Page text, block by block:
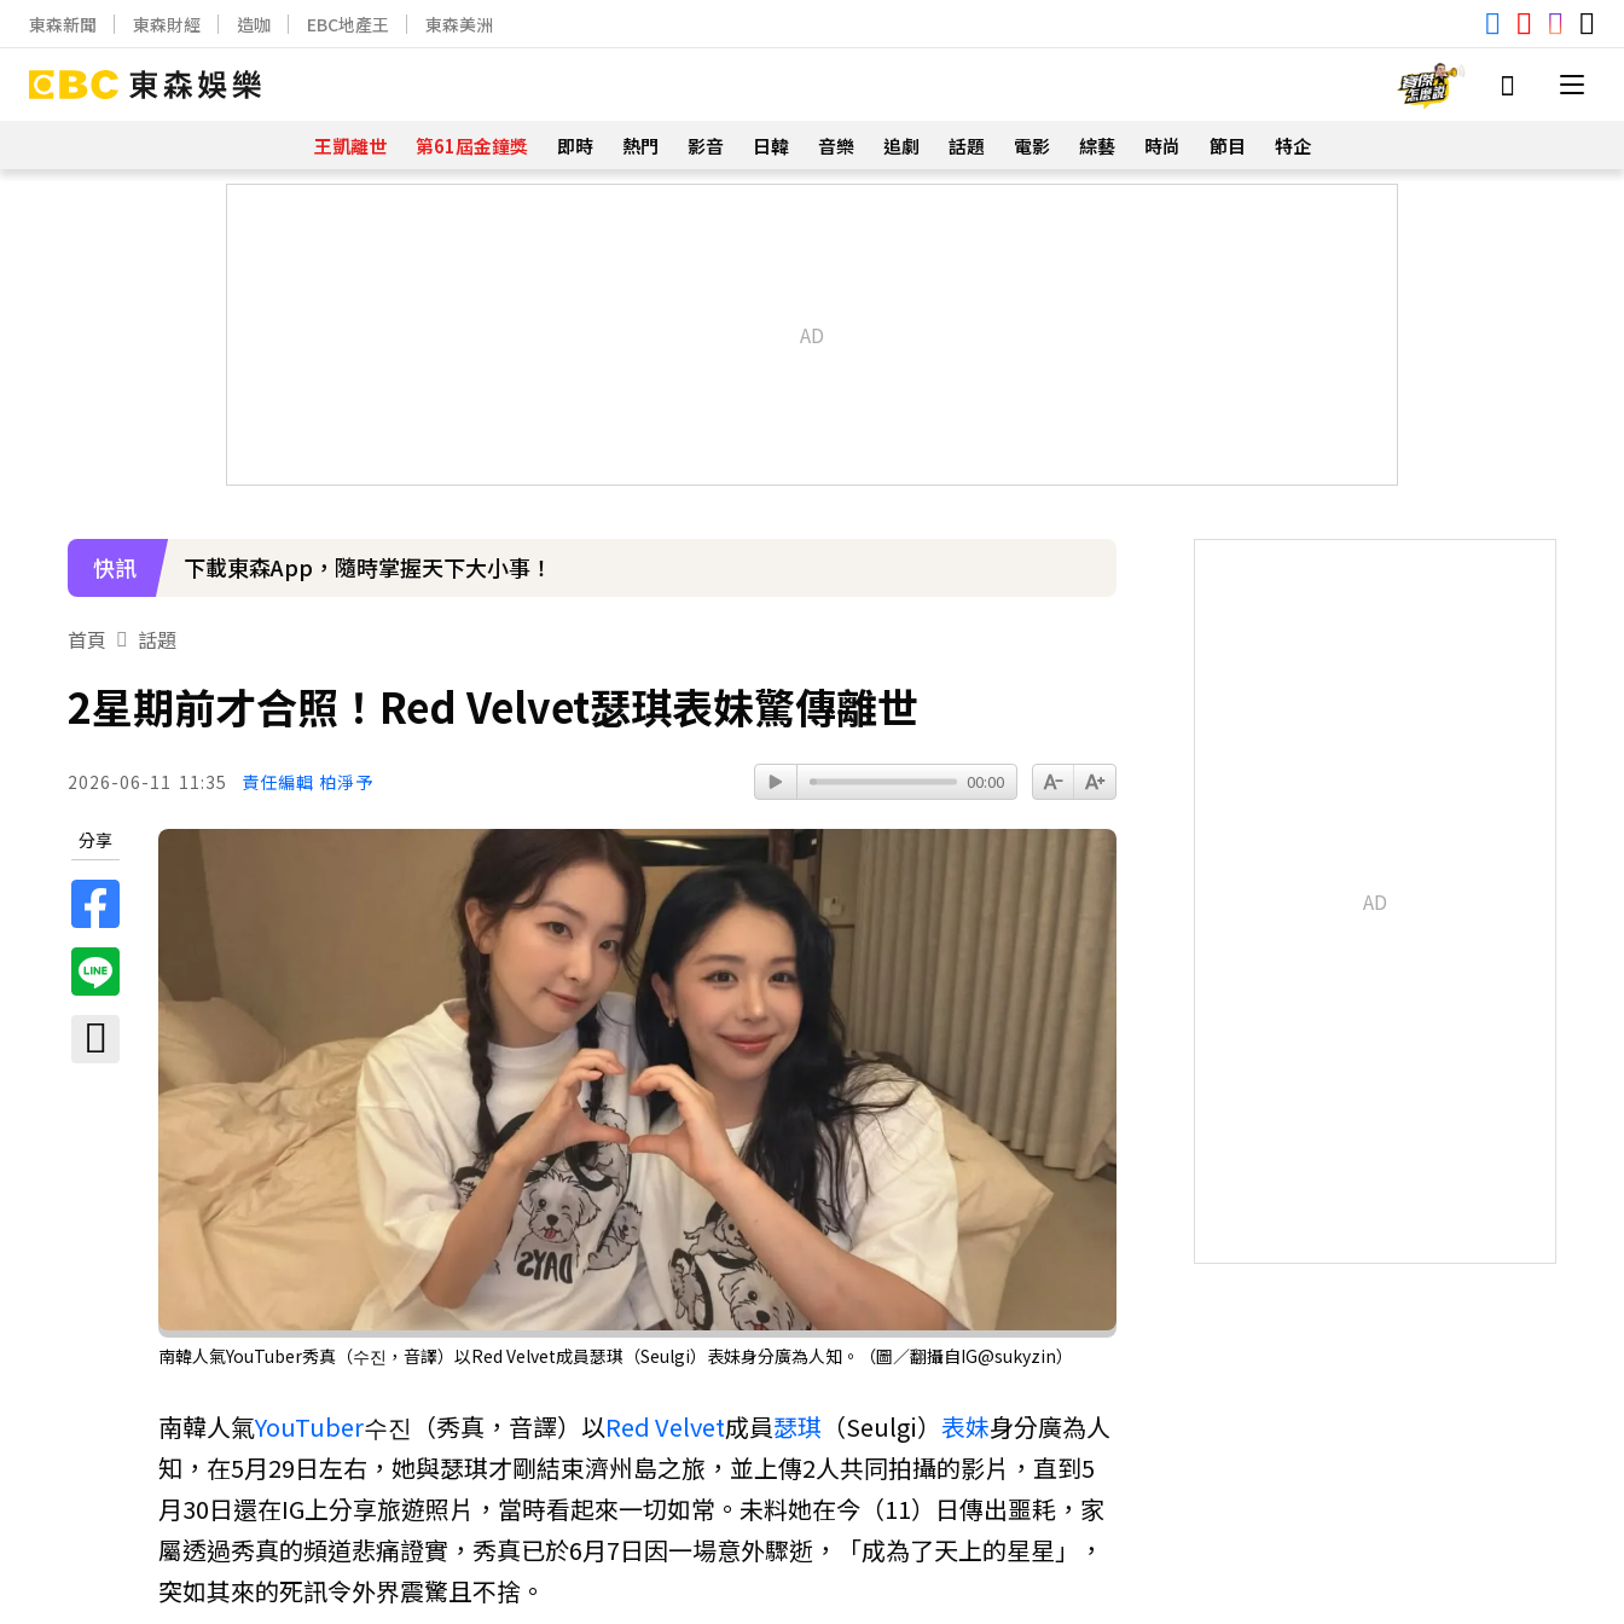
東森新聞 東森財經 造咖 EBC地產王 東森美洲
王凱離世 第61屆金鐘獎 即時 熱門 影音 日韓 音樂 追劇 話題 電影 綜藝 時尚 節目 特企
快訊 下載東森App，隨時掌握天下大小事！
首頁 話題
2星期前才合照！Red Velvet瑟琪表妹驚傳離世
2026-06-11 11:35 責任編輯 柏淨予 00:00
分享
南韓人氣YouTuber秀真（수진，音譯）以Red Velvet成員瑟琪（Seulgi）表妹身分廣為人知。（圖／翻攝自IG@sukyzin）
南韓人氣YouTuber수진（秀真，音譯）以Red Velvet成員瑟琪 （Seulgi） 表妹身分廣為人
知，在5月29日左右，她與瑟琪才剛結束濟州島之旅，並上傳2人共同拍攝的影片，直到5
月30日還在IG上分享旅遊照片，當時看起來一切如常。未料她在今（11）日傳出噩耗，家
屬透過秀真的頻道悲痛證實，秀真已於6月7日因一場意外驟逝，「成為了天上的星星」，
突如其來的死訊令外界震驚且不捨。